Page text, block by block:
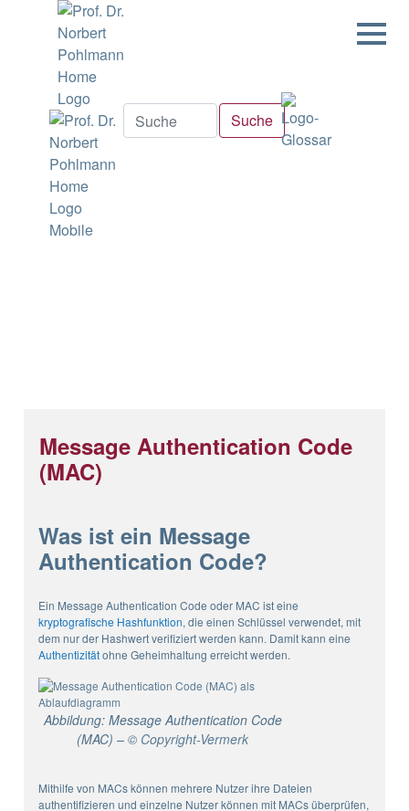
Message Authentication Code
(MAC)
Was ist ein Message
Authentication Code?
Ein Message Authentication Code oder MAC ist eine
kryptografische Hashfunktion, die einen Schlüssel verwendet, mit
dem nur der Hashwert verifiziert werden kann. Damit kann eine
Authentizitätohne Geheimhaltung erreicht werden.
Abbildung: Message Authentication Code
(MAC) – © Copyright-Vermerk
Mithilfe von MACs können mehrere Nutzer ihre Dateien
authentifizieren und einzelne Nutzer können mit MACs überprüfen,